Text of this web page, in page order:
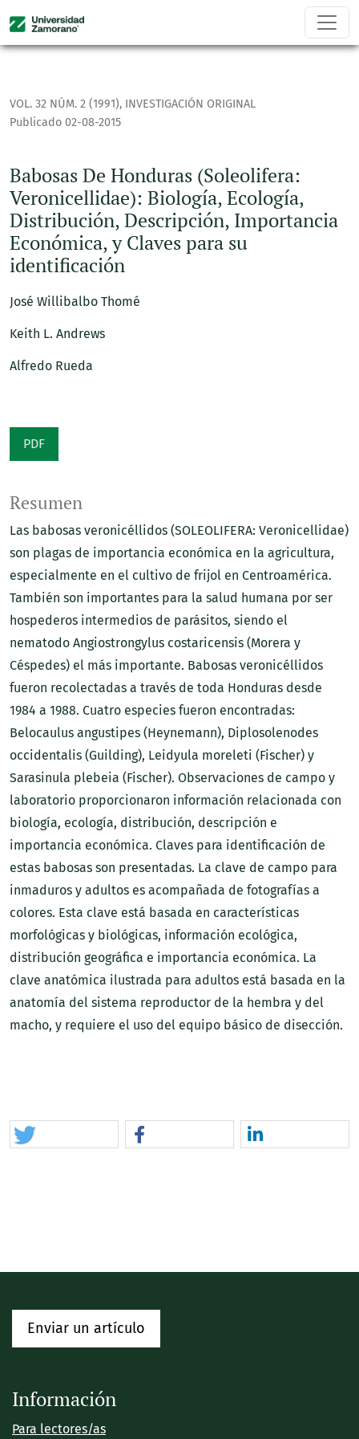
Babosas De Honduras (Soleolifera: Veronicellidae):
VOL. 32 NÚM. 2 (1991), INVESTIGACIÓN ORIGINAL
Babosas De Honduras (Soleolifera:
Veronicellidae): Biología, Ecología,
Distribución, Descripción, Importancia
Económica, y Claves para su
identificación
Publicado 02-08-2015
José Willibalbo Thomé
Keith L. Andrews
Alfredo Rueda
PDF
Resumen
Las babosas veronicéllidos (SOLEOLIFERA: Veronicellidae)
son plagas de importancia económica en la agricultura,
especialmente en el cultivo de frijol en Centroamérica.
También son importantes para la salud humana por ser
hospederos intermedios de parásitos, siendo el
nematodo Angiostrongylus costaricensis (Morera y
Céspedes) el más importante. Babosas veronicéllidos
fueron recolectadas a través de toda Honduras desde
1984 a 1988. Cuatro especies fueron encontradas:
Belocaulus angustipes (Heynemann), Diplosolenodes
occidentalis (Guilding), Leidyula moreleti (Fischer) y
Sarasinula plebeia (Fischer). Observaciones de campo y
laboratorio proporcionaron información relacionada con
biología, ecología, distribución, descripción e
importancia económica. Claves para identificación de
estas babosas son presentadas. La clave de campo para
inmaduros y adultos es acompañada de fotografías a
colores. Esta clave está basada en características
morfológicas y biológicas, información ecológica,
distribución geográfica e importancia económica. La
clave anatómica ilustrada para adultos está basada en la
anatomía del sistema reproductor de la hembra y del
macho, y requiere el uso del equipo básico de disección.
Enviar un artículo
Información
Para lectores/as